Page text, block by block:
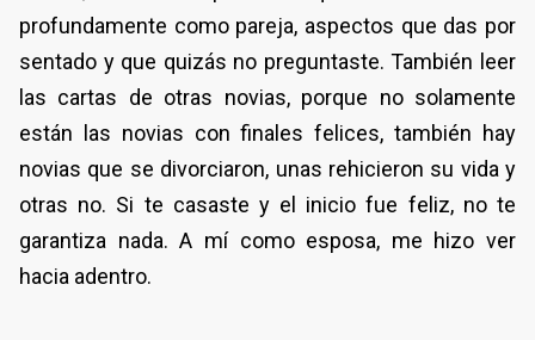
profundamente como pareja, aspectos que das por
sentado y que quizás no preguntaste. También leer
las cartas de otras novias, porque no solamente
están las novias con finales felices, también hay
novias que se divorciaron, unas rehicieron su vida y
otras no. Si te casaste y el inicio fue feliz, no te
garantiza nada. A mí como esposa, me hizo ver
hacia adentro.